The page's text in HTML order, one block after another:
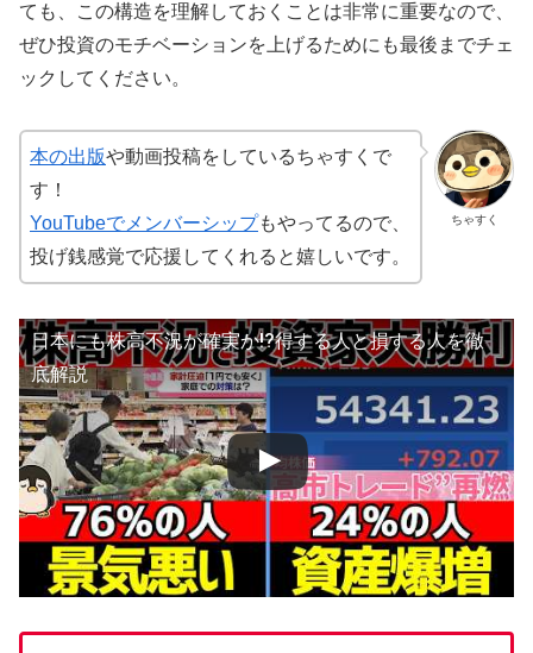
ても、この構造を理解しておくことは非常に重要なので、
ぜひ投資のモチベーションを上げるためにも最後までチェ
ックしてください。
ちゃすく
本の出版や動画投稿をしているちゃすくで
す！
YouTubeでメンバーシップもやってるので、
投げ銭感覚で応援してくれると嬉しいです。
日本にも株高不況が確実か!?得する人と損する人を徹
底解説